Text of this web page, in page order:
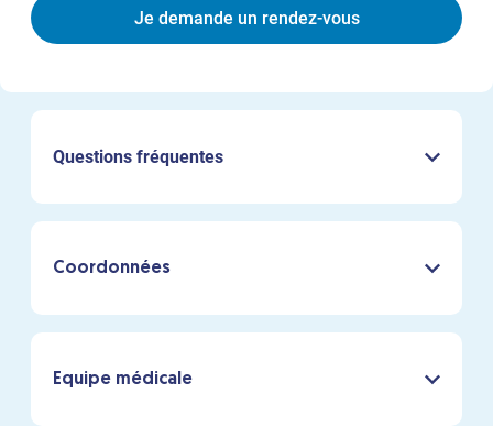
Questions fréquentes
Coordonnées
Equipe médicale